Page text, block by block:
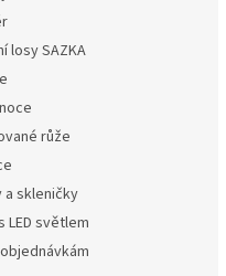
losy SAZKA
růže
a skleničky
LED světlem